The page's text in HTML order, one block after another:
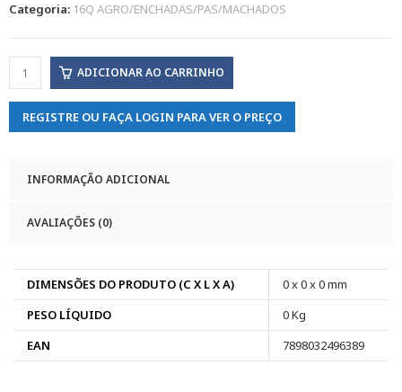
Categoria: 16Q AGRO/ENCHADAS/PAS/MACHADOS
ADICIONAR AO CARRINHO
REGISTRE OU FAÇA LOGIN PARA VER O PREÇO
INFORMAÇÃO ADICIONAL
AVALIAÇÕES (0)
DIMENSÕES DO PRODUTO (C X L X A)
0 x 0 x 0 mm
PESO LÍQUIDO
0 Kg
EAN
7898032496389